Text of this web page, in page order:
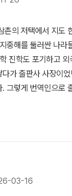
큼 지루하게 만들기
며 아름다움을 느
것에 위안을 삼아
고백해야겠다. 그
서 빛을 찾은 그 순
에 발자국 하나 남
움과도 같은 감정을
다. 그리고 가끔 섬세
들이마시며 감각기
다. 모든 게 다 씻겨
동안 움켜잡고 한 발
를 담은 짧은 글에
지요. 하지만 그는
국으로 가게 된 레
선고를 받았던 그 긴
온 그에게 삶은 다른
에서 다시 사람들과
지를 쓰는 방식으로
리고 그를 둘러싼
등 많은 사람들이 문
니다. 이 모든 시간
을 매혹시키지요. 삶
촌의 저택에서 지도
중해를 둘러싼 나라
진학도 포기하고
가 출판사 사장이
그렇게 번역인으로
았다고 말할 수 있을
자신의 원점이라고
는 돌아가신 삼촌이
삶을 돌아본다. 그는
육에 질려서 가출을
를 공부했고, 뛰어
03-16